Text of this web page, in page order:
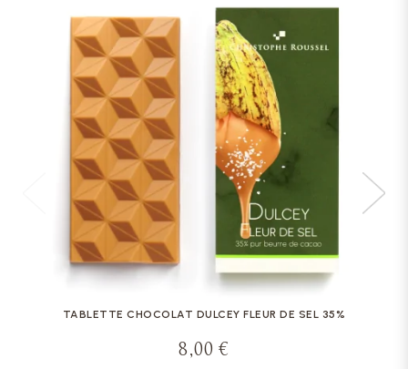
TABLETTE CHOCOLAT DULCEY FLEUR DE SEL 35%
8,00 €